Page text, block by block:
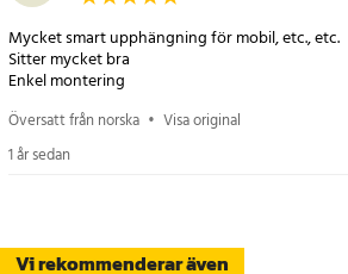
Vi rekommenderar även
Mycket smart upphängning för mobil, etc., etc.
Sitter mycket bra
Enkel montering
Översatt från norska • Visa original
1 år sedan